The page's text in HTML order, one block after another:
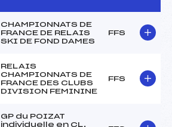
CHAMPIONNATS DE
FRANCE DE RELAIS
SKI DE FOND DAMES
FFS
RELAIS
CHAMPIONNATS DE
FRANCE DES CLUBS
DIVISION FEMININE
FFS
GP du POIZAT
individuelle en CL.